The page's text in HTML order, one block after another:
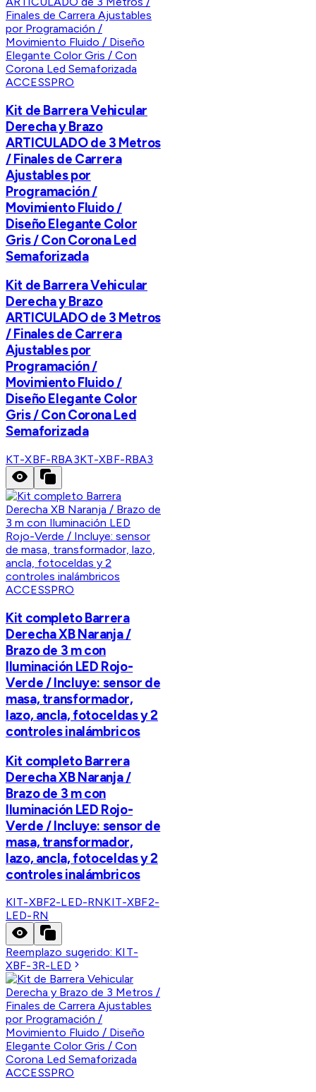
ACCESSPRO
Kit de Barrera Vehicular
Derecha y Brazo
ARTICULADO de 3 Metros
/ Finales de Carrera
Ajustables por
Programación /
Movimiento Fluido /
Diseño Elegante Color
Gris / Con Corona Led
Semaforizada
Kit de Barrera Vehicular
Derecha y Brazo
ARTICULADO de 3 Metros
/ Finales de Carrera
Ajustables por
Programación /
Movimiento Fluido /
Diseño Elegante Color
Gris / Con Corona Led
Semaforizada
KT-XBF-RBA3KT-XBF-RBA3
ACCESSPRO
Kit completo Barrera
Derecha XB Naranja /
Brazo de 3 m con
Iluminación LED Rojo-
Verde / Incluye: sensor de
masa, transformador,
lazo, ancla, fotoceldas y 2
controles inalámbricos
Kit completo Barrera
Derecha XB Naranja /
Brazo de 3 m con
Iluminación LED Rojo-
Verde / Incluye: sensor de
masa, transformador,
lazo, ancla, fotoceldas y 2
controles inalámbricos
KIT-XBF2-LED-RNKIT-XBF2-
LED-RN
Reemplazo sugerido: KIT-
XBF-3R-LED
ACCESSPRO